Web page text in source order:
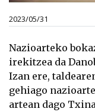
2023/05/31
Nazioarteko
irekitzea da
Izan ere,
gehiago
artean dago